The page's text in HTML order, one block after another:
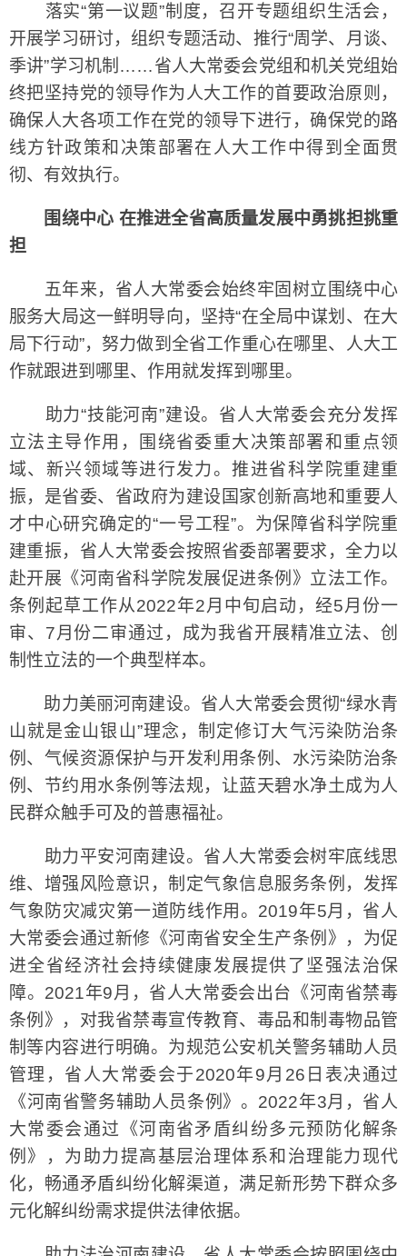
落实“第一议题”制度，召开专题组织生活会，
开展学习研讨，组织专题活动、推行“周学、月谈、
季讲”学习机制……省人大常委会党组和机关党组始
终把坚持党的领导作为人大工作的首要政治原则，
确保人大各项工作在党的领导下进行，确保党的路
线方针政策和决策部署在人大工作中得到全面贯
彻、有效执行。
围绕中心 在推进全省高质量发展中勇挑担挑重
担
五年来，省人大常委会始终牢固树立围绕中心
服务大局这一鲜明导向，坚持“在全局中谋划、在大
局下行动”，努力做到全省工作重心在哪里、人大工
作就跟进到哪里、作用就发挥到哪里。
助力“技能河南”建设。省人大常委会充分发挥
立法主导作用，围绕省委重大决策部署和重点领
域、新兴领域等进行发力。推进省科学院重建重
振，是省委、省政府为建设国家创新高地和重要人
才中心研究确定的“一号工程”。为保障省科学院重
建重振，省人大常委会按照省委部署要求，全力以
赴开展《河南省科学院发展促进条例》立法工作。
条例起草工作从2022年2月中旬启动，经5月份一
审、7月份二审通过，成为我省开展精准立法、创
制性立法的一个典型样本。
助力美丽河南建设。省人大常委会贯彻“绿水青
山就是金山银山”理念，制定修订大气污染防治条
例、气候资源保护与开发利用条例、水污染防治条
例、节约用水条例等法规，让蓝天碧水净土成为人
民群众触手可及的普惠福祉。
助力平安河南建设。省人大常委会树牢底线思
维、增强风险意识，制定气象信息服务条例，发挥
气象防灾减灾第一道防线作用。2019年5月，省人
大常委会通过新修《河南省安全生产条例》，为促
进全省经济社会持续健康发展提供了坚强法治保
障。2021年9月，省人大常委会出台《河南省禁毒
条例》，对我省禁毒宣传教育、毒品和制毒物品管
制等内容进行明确。为规范公安机关警务辅助人员
管理，省人大常委会于2020年9月26日表决通过
《河南省警务辅助人员条例》。2022年3月，省人
大常委会通过《河南省矛盾纠纷多元预防化解条
例》，为助力提高基层治理体系和治理能力现代
化，畅通矛盾纠纷化解渠道，满足新形势下群众多
元化解纠纷需求提供法律依据。